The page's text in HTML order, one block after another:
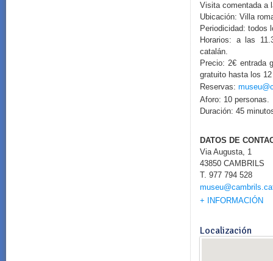
Visita comentada a
Ubicación: Villa
Periodicidad: todos
Horarios: a las
catalán.
Precio: 2€ entrada
gratuito hasta los
Reservas:
Aforo: 10 personas.
Duración: 45
DATOS DE
Via Augusta, 1
43850 CAMBRILS
T. 977 794 528
+ INFORMACIÓN
Localización